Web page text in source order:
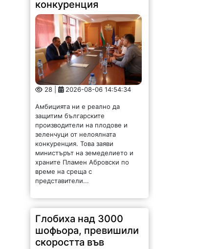
конкуренция
28 | 2026-08-06 14:54:34
Амбицията ни е реално да
защитим българските
производители на плодове и
зеленчуци от нелоялната
конкуренция. Това заяви
министърът на земеделието и
храните Пламен Абровски по
време на среща с
представители...
Глобиха над 3000
шофьора, превишили
скоростта във